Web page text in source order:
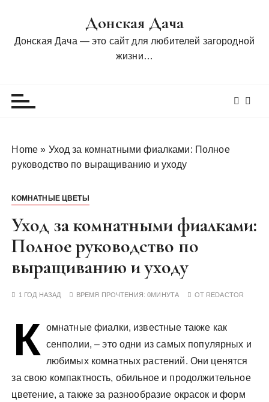
Донская Дача
Донская Дача — это сайт для любителей загородной
жизни…
Home » Уход за комнатными фиалками: Полное
руководство по выращиванию и уходу
КОМНАТНЫЕ ЦВЕТЫ
Уход за комнатными фиалками:
Полное руководство по
выращиванию и уходу
1 ГОД НАЗАД ВРЕМЯ ПРОЧТЕНИЯ:0МИНУТА ОТ REDACTOR
К омнатные фиалки, известные также как
сенполии, – это одни из самых популярных и
любимых комнатных растений. Они ценятся
за свою компактность, обильное и продолжительное
цветение, а также за разнообразие окрасок и форм